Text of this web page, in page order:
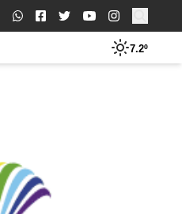
Buscar:
7.2º